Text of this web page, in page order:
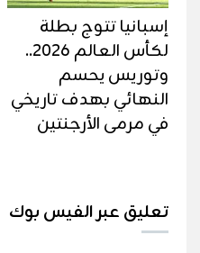
إسبانيا تتوج بطلة
لكأس العالم 2026..
وتوريس يحسم
النهائي بهدف تاريخي
في مرمى الأرجنتين
تعليق عبر الفيس بوك